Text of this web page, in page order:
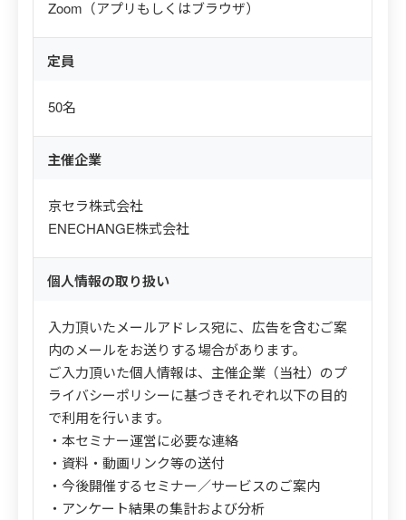
Zoom（アプリもしくはブラウザ）
定員
50名
主催企業
京セラ株式会社
ENECHANGE株式会社
個人情報の取り扱い
入力頂いたメールアドレス宛に、広告を含むご案
内のメールをお送りする場合があります。
ご入力頂いた個人情報は、主催企業（当社）のプ
ライバシーポリシーに基づきそれぞれ以下の目的
で利用を行います。
・本セミナー運営に必要な連絡
・資料・動画リンク等の送付
・今後開催するセミナー／サービスのご案内
・アンケート結果の集計および分析